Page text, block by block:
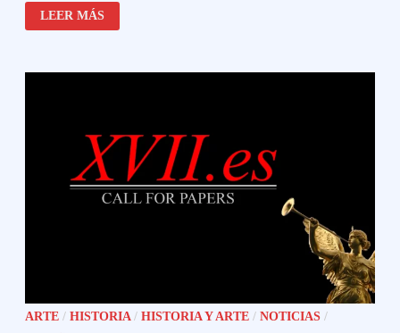
INVESTIGACIÓN
SEVILLA
LEER MÁS
ARTE /HISTORIA/HISTORIA Y ARTE /NOTICIAS /